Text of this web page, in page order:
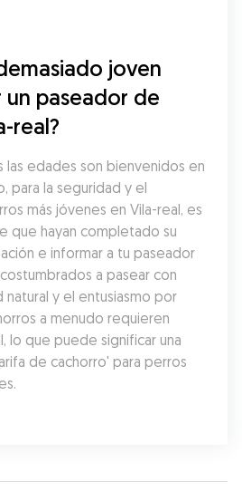
joven
un paseador de
real?
edades son bienvenidos en
para la seguridad y el
más jóvenes en Vila-real, es
que hayan completado su
e informar a tu paseador
a pasear con
natural y el entusiasmo por
a menudo requieren
lo que puede significar una
de cachorro' para perros